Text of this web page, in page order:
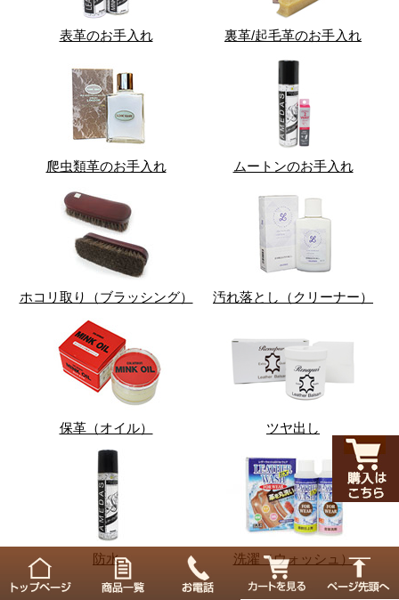
表革のお手入れ 裏革/起毛革のお手入れ
爬虫類革のお手入れ ムートンのお手入れ
ホコリ取り（ブラッシング） 汚れ落とし（クリーナー）
保革（オイル） ツヤ出し
防水 洗濯（ウォッシュ）